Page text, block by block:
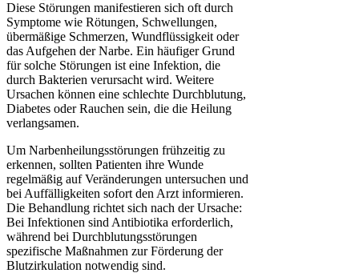
Diese Störungen manifestieren sich oft durch
Symptome wie Rötungen, Schwellungen,
übermäßige Schmerzen, Wundflüssigkeit oder
das Aufgehen der Narbe. Ein häufiger Grund
für solche Störungen ist eine Infektion, die
durch Bakterien verursacht wird. Weitere
Ursachen können eine schlechte Durchblutung,
Diabetes oder Rauchen sein, die die Heilung
verlangsamen.
Um Narbenheilungsstörungen frühzeitig zu
erkennen, sollten Patienten ihre Wunde
regelmäßig auf Veränderungen untersuchen und
bei Auffälligkeiten sofort den Arzt informieren.
Die Behandlung richtet sich nach der Ursache:
Bei Infektionen sind Antibiotika erforderlich,
während bei Durchblutungsstörungen
spezifische Maßnahmen zur Förderung der
Blutzirkulation notwendig sind.